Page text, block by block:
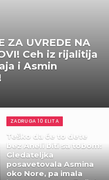
ZA UVREDE NA
Ceh iz rijalitija
i Asmin
ZADRUGA 10 ELITA
Teško da će to dete
bez Aneli biti sa tobom:
Gledateljka
posavetovala Asmina
oko Nore, pa imala